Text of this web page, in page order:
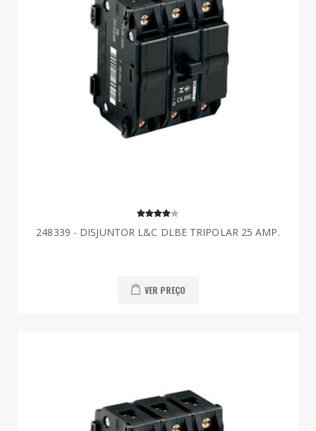
248339 - DISJUNTOR L&C DLBE TRIPOLAR 25 AMP.
VER PREÇO